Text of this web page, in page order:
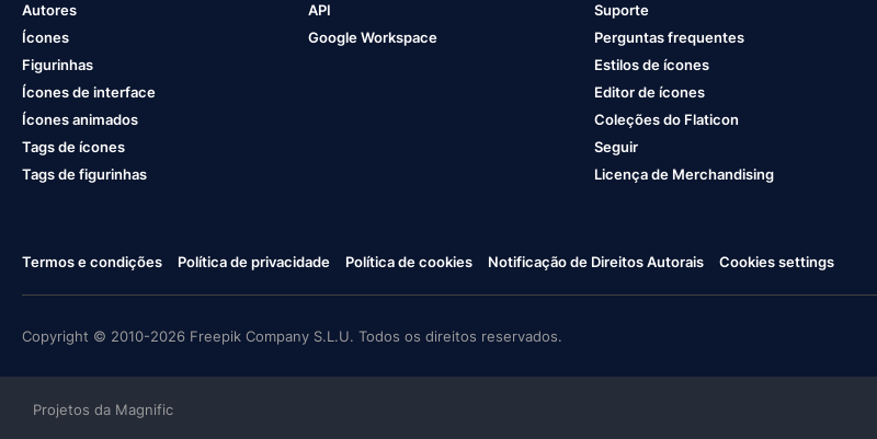
Autores
Ícones
Figurinhas
Ícones de interface
Ícones animados
Tags de ícones
Tags de figurinhas
API
Google Workspace
Suporte
Perguntas frequentes
Estilos de ícones
Editor de ícones
Coleções do Flaticon
Seguir
Licença de Merchandising
Termos e condições Política de privacidade Política de cookies Notificação de Direitos Autorais Cookies settings
Copyright © 2010-2026 Freepik Company S.L.U. Todos os direitos reservados.
Projetos da Magnific